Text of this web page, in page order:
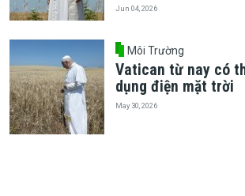
Jun 04, 2026
Môi Trường
Vatican từ nay có
dụng điện mặt trời
May 30, 2026